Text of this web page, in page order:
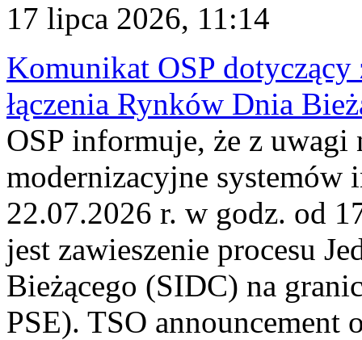
17 lipca 2026, 11:14
Komunikat OSP dotyczący
łączenia Rynków Dnia
OSP informuje, że z uwagi
modernizacyjne systemów
22.07.2026 r. w godz. od
jest zawieszenie procesu
Bieżącego (SIDC) na
PSE). TSO announcement